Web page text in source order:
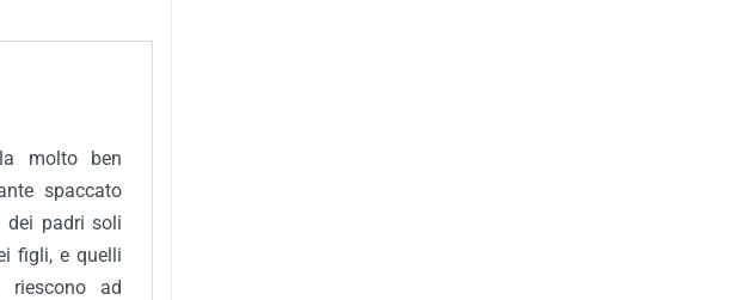
molto ben
spaccato
dei padri soli
figli, e quelli
ad